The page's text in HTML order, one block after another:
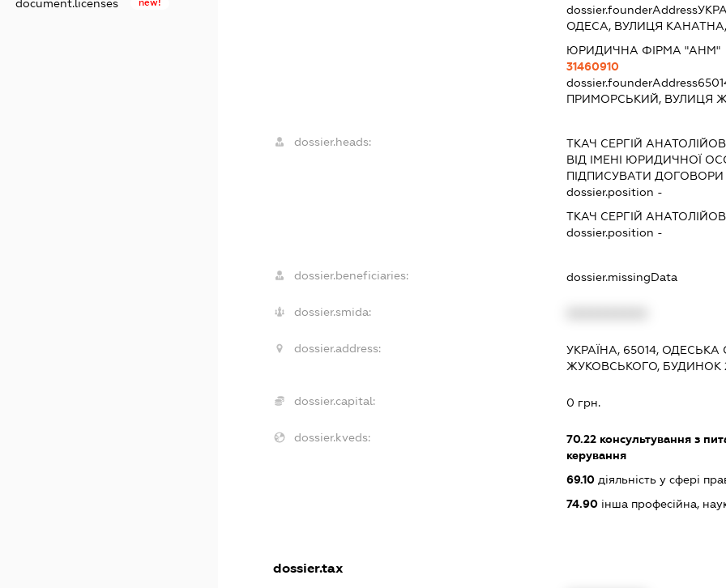
document.licenses new!
dossier.founderAddress
ОДЕСА, ВУЛИЦЯ
ЮРИДИЧНА ФІРМА "АНМ"
31460910
dossier.founderAddress
ПРИМОРСЬКИЙ, ВУЛИЦЯ
dossier.heads: ТКАЧ СЕРГІЙ
ВІД ІМЕНІ ЮРИДИЧНОЇ
ПІДПИСУВАТИ
dossier.position -
ТКАЧ СЕРГІЙ
dossier.position -
dossier.beneficiaries: dossier.missingData
dossier.smida:
dossier.address:
УКРАЇНА, 65014,
ЖУКОВСЬКОГО, БУДИНОК
dossier.capital: 0 грн.
dossier.kveds: 70.22консультування з
керування
69.10діяльність у сфері
74.90інша професійна,
dossier.tax